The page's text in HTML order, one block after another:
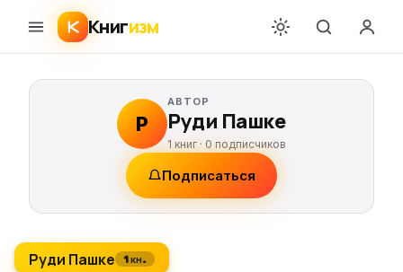
Книгизм
Р
АВТОР
Руди Пашке
1 книг · 0 подписчиков
Подписаться
Руди Пашке 1 кн.